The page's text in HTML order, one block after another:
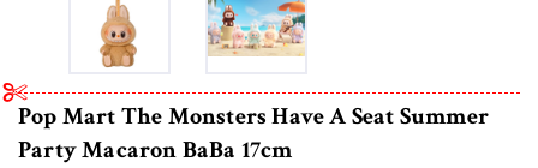
Pop Mart The Monsters Have A Seat Summer
Party Macaron BaBa 17cm